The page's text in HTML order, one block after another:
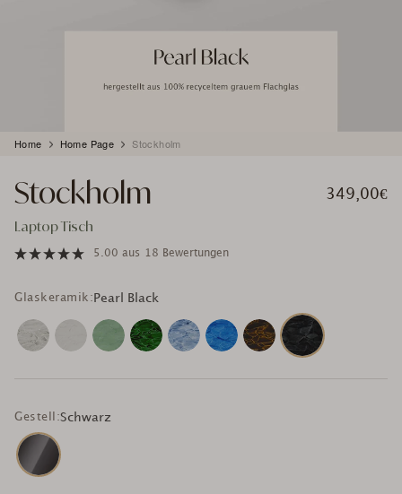
Home Home Page Stockholm
Stockholm
Laptop Tisch
349,00€
5.00 aus 18 Bewertungen
Glaskeramik: Pearl Black
Gestell:Schwarz
Produkt
Warenkorb
hinzugefügt